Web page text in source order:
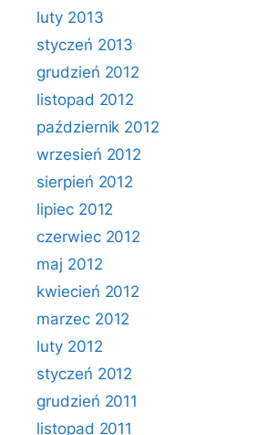
luty 2013
styczeń 2013
grudzień 2012
listopad 2012
październik 2012
wrzesień 2012
sierpień 2012
lipiec 2012
czerwiec 2012
maj 2012
kwiecień 2012
marzec 2012
luty 2012
styczeń 2012
grudzień 2011
listopad 2011